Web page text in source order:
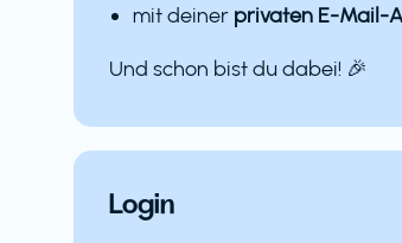
mit deiner privaten E-Mail-
Und schon bist du dabei! 🎉
Login